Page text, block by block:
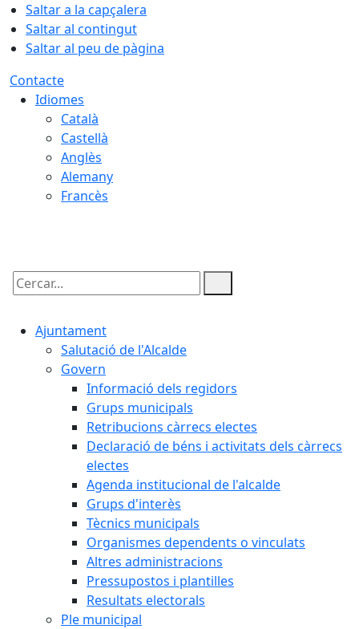
Saltar a la capçalera
Saltar al contingut
Saltar al peu de pàgina
Contacte
Idiomes
Català
Castellà
Anglès
Alemany
Francès
Cercar:
Ajuntament
Salutació de l'Alcalde
Govern
Informació dels regidors
Grups municipals
Retribucions càrrecs electes
Declaració de béns i activitats dels càrrecs
electes
Agenda institucional de l'alcalde
Grups d'interès
Tècnics municipals
Organismes dependents o vinculats
Altres administracions
Pressupostos i plantilles
Resultats electorals
Ple municipal